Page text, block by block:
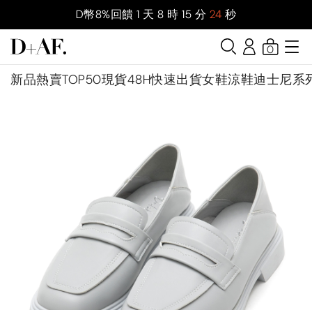
D幣8%回饋 1 天 8 時 15 分 23 秒
新品熱賣TOP50現貨48H快速出貨女鞋涼鞋迪士尼系
0